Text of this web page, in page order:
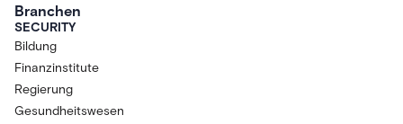
Branchen
SECURITY
Bildung
Finanzinstitute
Regierung
Gesundheitswesen